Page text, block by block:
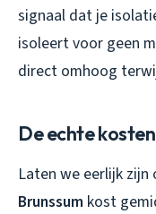
signaal dat je
isoleert voor geen
direct omhoog
De echte
Laten we eerlijk zijn
Brunssum kost